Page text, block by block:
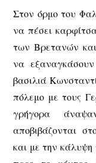
Στον όρμο του
να πέσει
των Βρετανών
να
βασιλιά
πόλεμο με τους
γρήγορα
αποβιβάζονται
και με την